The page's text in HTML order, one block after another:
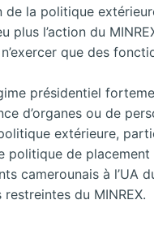
de la politique
plus l’action du
que des
présidentiel
d’organes ou de
extérieure,
politique de placement
camerounais à l’UA
du MINREX.